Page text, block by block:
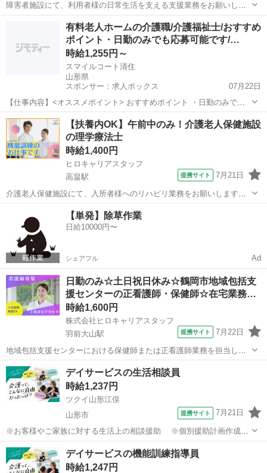
障害者施設にて、利用者様の日常生活を支える支援業務をお願いしま
す。 【具体的には…】 ・入浴介助 ・排泄介助 ・食事介助 ・生活全般
のサポート ・行事や外出時の付き添い ・その他、日常生活に関する支
援業務 派遣社員 介...
北余目駅 その他
有料老人ホームの介護職/介護福祉士/おすすめ
ポイント・日勤のみでも応募可能です/…
時給1,255円～
スマイルコート清住
山形県
スポンサー：求人ボックス
07月22日
【仕事内容】<オススメポイント> おすすめポイント ・日勤のみでも
応募可能です ・医療費補助制度・食事補助制度あり ・正社員登用制度
もあり! <主な業務内容> 有料老人ホームにおける介護業務全般 ・定員
86室86名の施設です。 ・...
アルバイト・パート
【扶養内OK】午前中のみ！介護老人保健施設
の理学療法士
時給1,400円
ヒロキャリアスタッフ
高畠駅
提携サイト 7月21日
介護老人保健施設にて、入所者様へのリハビリ業務をお願いします。
【主な業務内容】 ・入所者様の身体機能や生活動作の確認 ・一人ひと
りの状態に合わせた機能訓練 ・起き上がり、立ち上がり、歩行などの
動作練習 ・日常生活動作の維...
高畠駅 その他
【単発】除草作業
日給10000円〜
シェアフル Ad
日勤のみ☆土日祝日休み☆鶴岡市地域包括支
援センターの正看護師・保健師☆在宅業務…
時給1,600円
株式会社ヒロキャリアスタッフ
羽前大山駅
提携サイト 7月22日
地域包括支援センターにおける保健師または正看護師業務を担当して
いただきます ・地域に暮らす高齢者やそのご家族からの相談対応 ・介
護予防支援業務 ・健康相談や訪問支援 ・関係機関との連携や調整 ・
ケアプラン作成支援 ・各種記...
山形 羽前大山駅 看護師
デイサービスの生活相談員
時給1,237円
ツクイ山形江俣
山形市
提携サイト 7月21日
※お客様やご家族に対する生活上の相談援助 ※個別援助計画作成、
および実施、評価 ※契約などの各種手続き ※サービス担当者会議
への出席 ※ケアマネジャー、ご家族、その他関係機関との連絡調
整・報告 ※事務業務 ※介護...
山形 その他
デイサービスの機能訓練指導員
時給1,247円